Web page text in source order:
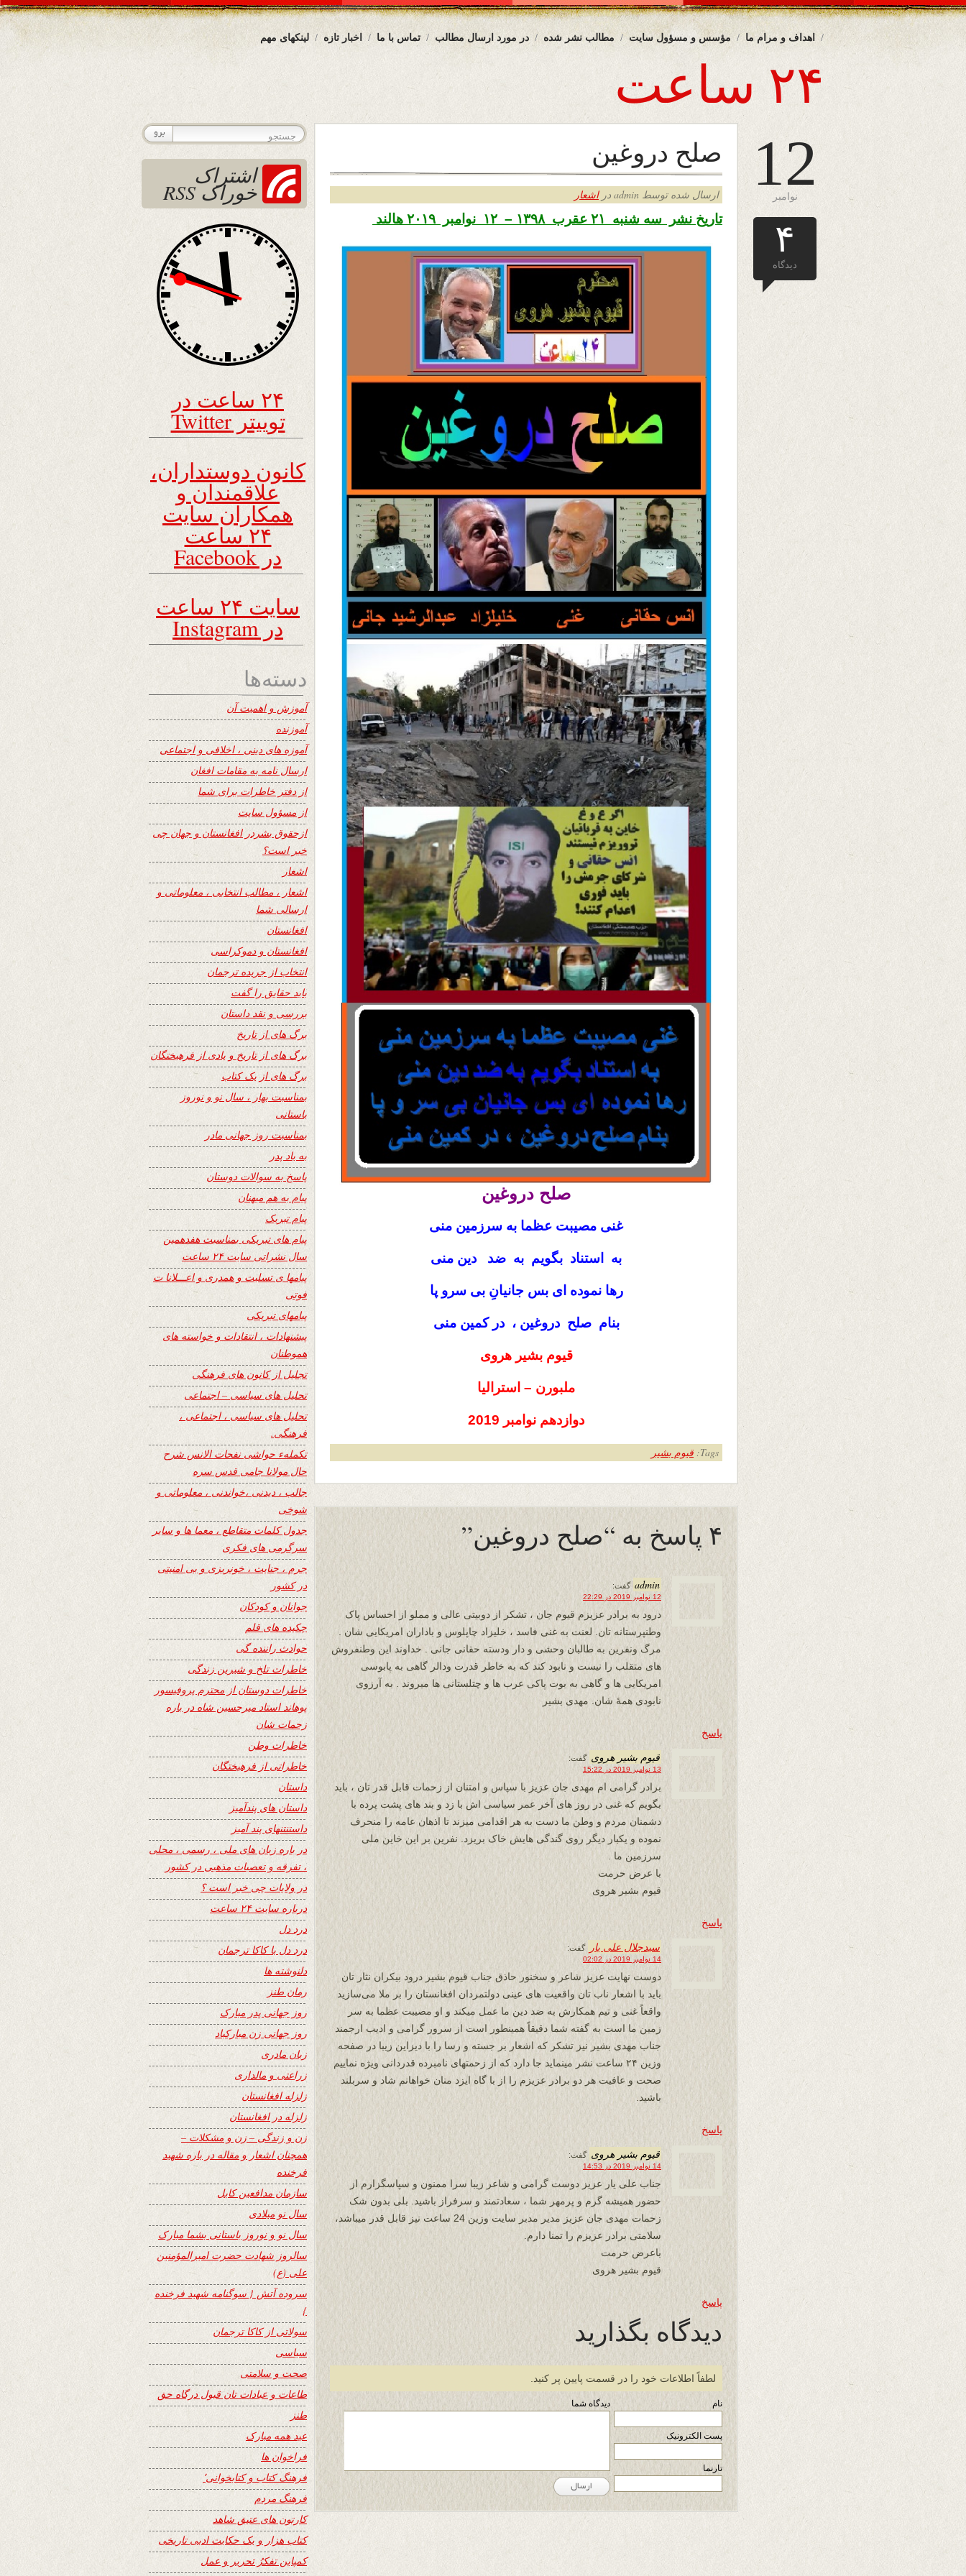
لینکهای مهم اخبار تازه تماس با ما در مورد ارسال مطالب مطالب نشر شده مؤسس و مسؤول سایت اهداف و مرام ما
۲۴ ساعت
12
نوامبر
۴
دیدگاه
صلح دروغین
ارسال شده توسط admin در اشعار
تاریخ نشر سه شنبه ۲۱ عقرب ۱۳۹۸ – ۱۲ نوامبر ۲۰۱۹ هالند
صلح دروغین
غنی مصیبت عظما به سرزمین منی
به استناد بگویم به ضد دین منی
رها نموده ای بس جانیانِ بی سرو پا
بنام صلح دروغین ، در کمین منی
قیوم بشیر هروی
ملبورن – استرالیا
دوازدهم نوامبر 2019
Tags: قیوم بشیر
۴ پاسخ به “صلح دروغین”
admin گفت:
12 نوامبر 2019 در 22:29
درود به برادر عزیزم قیوم جان ، تشکر از دوبیتی عالی و مملو از احساس پاک
وطنپرستانه تان. لعنت به غنی فاسد ، خلیزاد چاپلوس و باداران امریکایی شان .
مرگ ونفرین به طالبان وحشی و دار ودسته حقانی جانی . خداوند این وطنفروش
های متقلب را نیست و نابود کند که به خاطر قدرت ودالر گاهی به پابوسی
امریکایی ها و گاهی به بوت پاکی عرب ها و چتلستانی ها میروند . به آرزوی
نابودی همۀ شان. مهدی بشیر
پاسخ
قیوم بشیر هروی گفت:
13 نوامبر 2019 در 15:22
برادر گرامی ام مهدی جان عزیز با سپاس و امتنان از زحمات قابل قدر تان ، باید
بگویم که غنی در روز های آخر عمر سیاسی اش با زد و بند های پشت پرده با
دشمنان مردم و وطن ما دست به هر اقدامی میزند تا اذهان عامه را منحرف
نموده و یکبار دیگر روی گندگی هایش خاک بریزد. نفرین بر این خاین ملی
سرزمین ما .
با عرض حرمت
قیوم بشیر هروی
پاسخ
سیدجلال علی یار گفت:
14 نوامبر 2019 در 02:02
دوست نهایت عزیز شاعر و سخنور حاذق جناب قیوم بشیر درود بیکران نثار تان
باید با اشعار ناب تان واقعیت های عینی دولتمردان افغانستان را بر ملا می‌سازید
واقعاً غنی و تیم همکارش به ضد دین ما عمل میکند و او مصیبت عظما به سر
زمین ما است به گفته شما دقیقاً همینطور است از سرور گرامی و ادیب ارجمند
جناب مهدی بشیر نیز تشکر که اشعار بر جسته و رسا را با دیزاین زیبا در صفحه
وزین ۲۴ ساعت نشر مینماید جا دارد که از زحمتهای نامبرده قدردانی ویژه نماییم
صحت و عافیت هر دو برادر عزیزم را از با گاه ایزد منان خواهانم شاد و سربلند
باشید.
پاسخ
قیوم بشیر هروی گفت:
14 نوامبر 2019 در 14:53
جناب علی یار عزیز دوست گرامی و شاعر زیبا سرا ممنون و سپاسگزارم از
حضور همیشه گرم و پرمهر شما ، سعادتمند و سرفراز باشید. بلی بدون شک
زحمات مهدی جان عزیز مدیر مدبر سایت وزین 24 ساعت نیز قابل قدر میباشد،
سلامتی برادر عزیزم را تمنا دارم.
باعرض حرمت
قیوم بشیر هروی
پاسخ
دیدگاه بگذارید
لطفاً اطلاعات خود را در قسمت پایین پر کنید.
نام
پست الکترونیک
تارنما
دیدگاه شما
اشتراک
خوراک RSS
۲۴ ساعت در
توییتر Twitter
کانون دوستداران،
علاقمندان و
همکاران سایت
۲۴ ساعت
در Facebook
سایت ۲۴ ساعت
در Instagram
دسته‌ها
آموزش و اهمیت آن
آموزنده
آموزه های دینی ، اخلاقی و اجتماعی
ارسال نامه به مقامات افغان
از دفتر خاطرات برای شما
از مسؤول سایت
ازحقوق بشردر افغانستان و جهان چی
خبر است؟
اشعار
اشعار ، مطالب انتخابی ، معلوماتی و
ارسالی شما
افغانستان
افغانستان و دموکراسی
انتخاب از جریده ترجمان
باید حقایق را گفت
بررسی و نقد داستان
برگ های از تاریخ
برگ های از تاریخ و یادی از فرهیختگان
برگ های از یک کتاب
بمناسبت بهار ، سال نو و نوروز
باستانی
بمناسبت روز جهانی مادر
به یاد پدر
پاسخ به سوالات دوستان
پیام به هم میهنان
پیام تبریک
پیام های تبریکی بمناسبت هفدهمین
سال نشراتی سایت ۲۴ ساعت
پیامها ی تسلیت و همدری و اعـــلانا ت
فوتی
پیامهای تبریکی
پیشنهادات ، انتقادات و خواسته های
هموطنان
تجلیل از کانون های فرهنگی
تحلیل های سیاسی – اجتماعی
تحلیل های سیاسی ، اجتماعی ،
فرهنگی.
تکملهء حواشی نفحات الانس شرح
حال مولانا جامی قدس سره
جالب ، دیدنی ،خواندنی ، معلوماتی و
شوخی
جدول کلمات متقاطع ، معما ها و سایر
سرگرمی های فکری
جرم ، جنایت ، خونریزی و بی امنیتی
در کشور
جوانان و کودکان
چکیده های قلم
حوادث راننده گی
خاطرات تلخ و شیرین زندگی
خاطرات دوستان از محترم پروفیسور
پوهاند استاد میرحسین شاه در باره
زحمات شان
خاطرات وطن
خاطراتی از فرهیختگان
داستان
داستان های پندآمیز
داستنتنهای پند آمیز
در باره زبان های ملی ، رسمی ، محلی
، تفرقه و تعصبات مذهبی در کشور
در ولایات چی خبر است ؟
درباره سایت ۲۴ ساعت
درد دل
درد دل با کاکا ترجمان
دلنوشته ها
رمان طنز
روز جهانی پدر مبارک
روز جهانی زن مبارکباد
زبان مادری
زراعتی و مالداری
زلزله افغانستان
زلزله در افغانستان
زن و زندگی – زن و مشکلات –
همچنان اشعار و مقاله در باره شهید
فرخنده
سازمان مدافعین کابل
سال نو میلادی
سال نو و نوروز باستانی بشما مبارک
سالروز شهادت حضرت امیرالمؤمنین
علی (ع)
سروده آتش { سوگنامه شهید فرخنده
}
سولاتی از کاکا ترجمان
سیاسی
صحت و سلامتی
طاعات و عبادات تان قبول درگاه حق
طنز
عید همه مبارک
فراخوان ها
فرهنگ کتاب و کتابخوانی٬
فرهنگ مردم
کارتون های عتیق شاهد
کتاب هزار و یک حکایت ادبی تاریخی
کمپاین تفکرُ تحریر و عمل